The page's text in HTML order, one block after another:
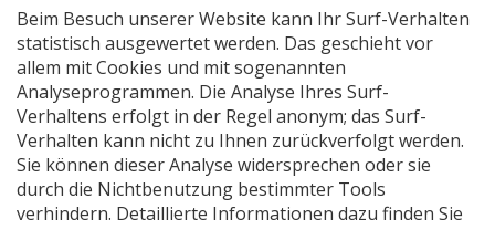
Beim Besuch unserer Website kann Ihr Surf-Verhalten
statistisch ausgewertet werden. Das geschieht vor
allem mit Cookies und mit sogenannten
Analyseprogrammen. Die Analyse Ihres Surf-
Verhaltens erfolgt in der Regel anonym; das Surf-
Verhalten kann nicht zu Ihnen zurückverfolgt werden.
Sie können dieser Analyse widersprechen oder sie
durch die Nichtbenutzung bestimmter Tools
verhindern. Detaillierte Informationen dazu finden Sie